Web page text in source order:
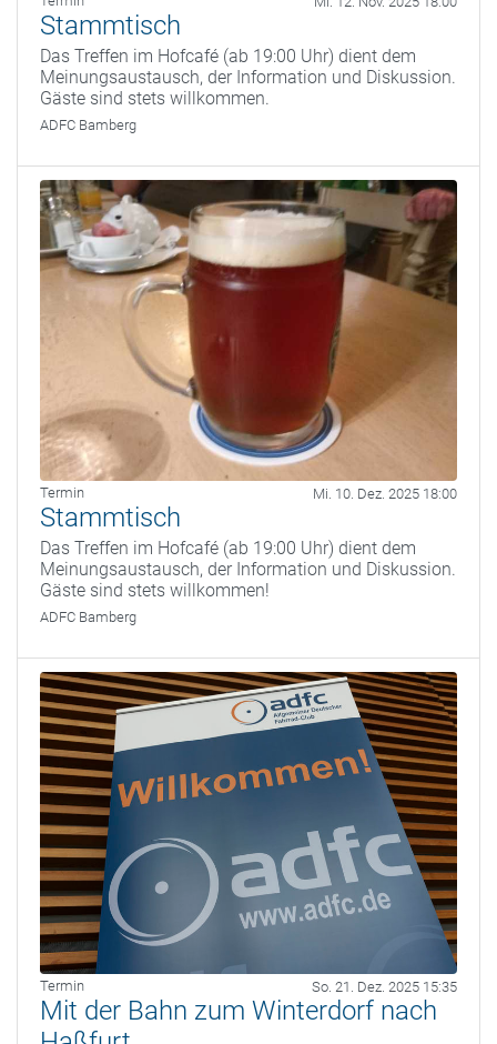
Stammtisch
Das Treffen im Hofcafé (ab 19:00 Uhr) dient dem
Meinungsaustausch, der Information und Diskussion.
Gäste sind stets willkommen.
ADFC Bamberg
Termin Mi. 10. Dez. 2025 18:00
Stammtisch
Das Treffen im Hofcafé (ab 19:00 Uhr) dient dem
Meinungsaustausch, der Information und Diskussion.
Gäste sind stets willkommen!
ADFC Bamberg
Termin So. 21. Dez. 2025 15:35
Mit der Bahn zum Winterdorf nach